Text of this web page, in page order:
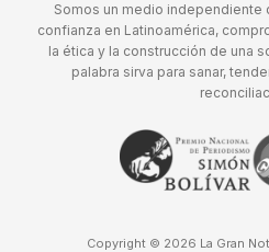
Somos un medio independiente
confianza en Latinoamérica,
la ética y la construcción de una
palabra sirva para sanar,
Copyright © 2026 La Gran